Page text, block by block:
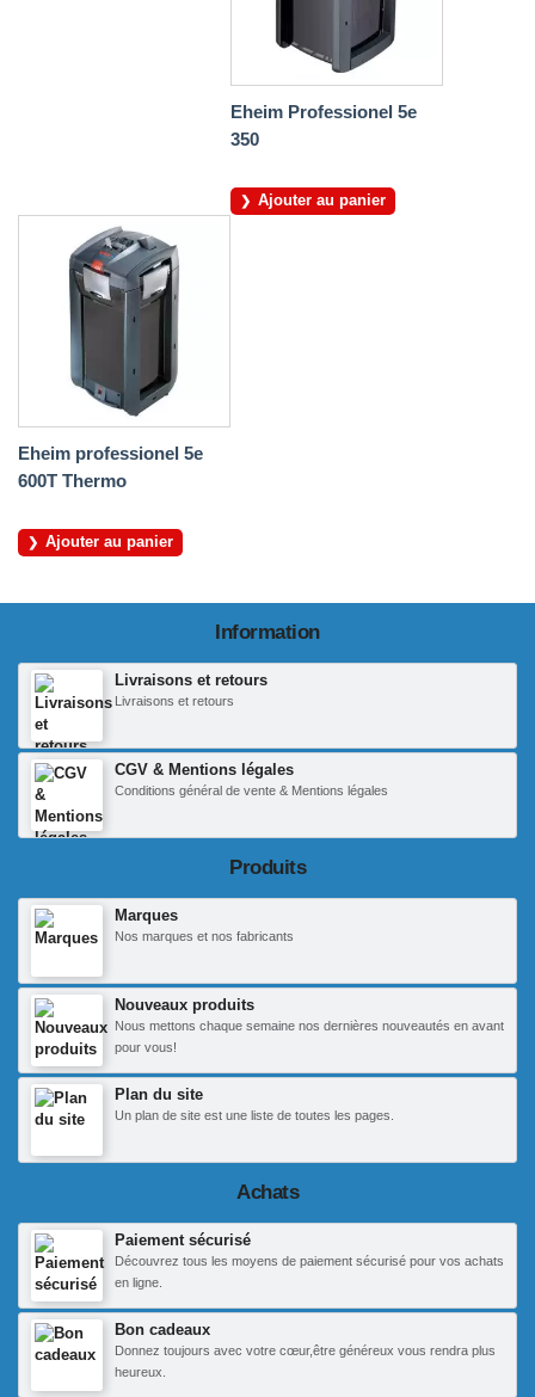
Eheim Professionel 5e
350
Ajouter au panier
Eheim professionel 5e
600T Thermo
Ajouter au panier
Information
Livraisons et retours
Livraisons et retours
CGV & Mentions légales
Conditions général de vente & Mentions légales
Produits
Marques
Nos marques et nos fabricants
Nouveaux produits
Nous mettons chaque semaine nos dernières nouveautés en avant
pour vous!
Plan du site
Un plan de site est une liste de toutes les pages.
Achats
Paiement sécurisé
Découvrez tous les moyens de paiement sécurisé pour vos achats
en ligne.
Bon cadeaux
Donnez toujours avec votre cœur,être généreux vous rendra plus
heureux.